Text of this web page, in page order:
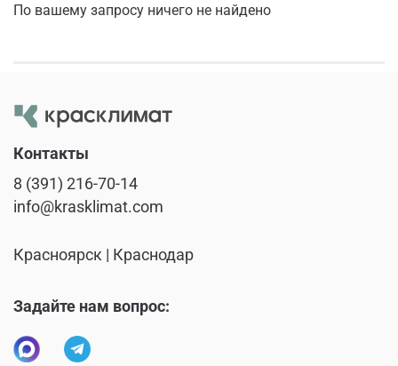
По вашему запросу ничего не найдено
Контакты
8 (391) 216-70-14
info@krasklimat.com
Красноярск | Краснодар
Задайте нам вопрос: